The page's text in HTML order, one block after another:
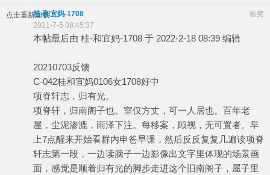
点击重新加载 板凳
桂-和宜妈-1708
2021-7-5 08:45:37
本帖最后由 桂-和宜妈-1708 于 2022-2-18 08:39 编辑
20210703反馈
C-042桂和宜妈0106女1708好中
项脊轩志，归有光。
项脊轩，归南阁子也。室仅方丈，可一人居也。百年老
屋，尘泥渗漉，雨泽下注。每移案，顾视，无可置者。早
上7点醒来开始看群内申爸早课，然后反反复复几遍读项脊
轩志第一段，一边读脑子一边影像出文字里体现的场景画
面，感觉是顺着归有光的脚步走进这个旧南阁子，屋子里